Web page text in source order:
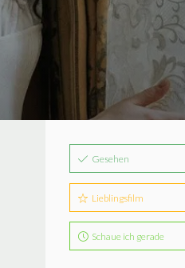
Gesehen
Lieblingsfilm
Schaue ich gerade